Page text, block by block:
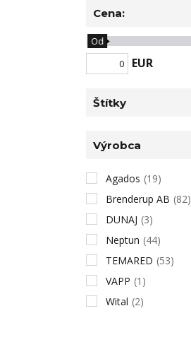
Cena:
EUR
Od
Štítky
Výrobca
Agados (19)
Brenderup AB (82)
DUNAJ (3)
Neptun (44)
TEMARED (53)
VAPP (1)
Wital (2)